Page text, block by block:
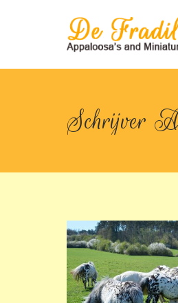
Schrijver